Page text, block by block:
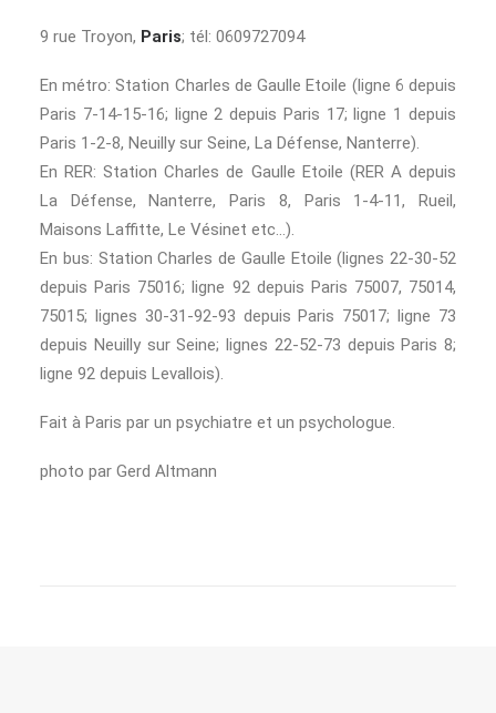
9 rue Troyon, Paris; tél: 0609727094
En métro: Station Charles de Gaulle Etoile (ligne 6 depuis
Paris 7-14-15-16; ligne 2 depuis Paris 17; ligne 1 depuis
Paris 1-2-8, Neuilly sur Seine, La Défense, Nanterre).
En RER: Station Charles de Gaulle Etoile (RER A depuis
La Défense, Nanterre, Paris 8, Paris 1-4-11, Rueil,
Maisons Laffitte, Le Vésinet etc…).
En bus: Station Charles de Gaulle Etoile (lignes 22-30-52
depuis Paris 75016; ligne 92 depuis Paris 75007, 75014,
75015; lignes 30-31-92-93 depuis Paris 75017; ligne 73
depuis Neuilly sur Seine; lignes 22-52-73 depuis Paris 8;
ligne 92 depuis Levallois).
Fait à Paris par un psychiatre et un psychologue.
photo par Gerd Altmann